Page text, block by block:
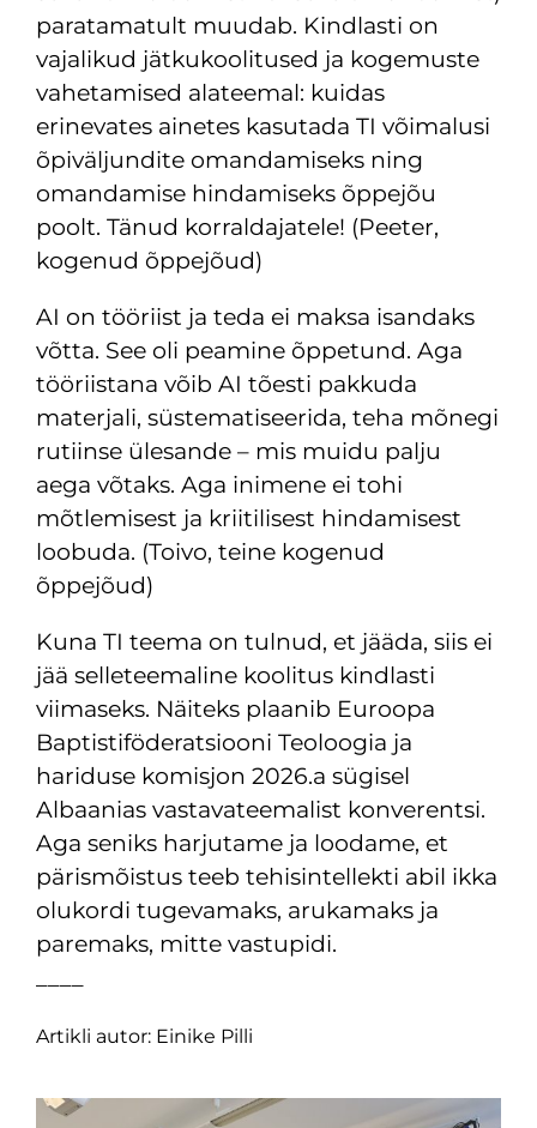
paratamatult muudab. Kindlasti on
vajalikud jätkukoolitused ja kogemuste
vahetamised alateemal: kuidas
erinevates ainetes kasutada TI võimalusi
õpiväljundite omandamiseks ning
omandamise hindamiseks õppejõu
poolt. Tänud korraldajatele! (Peeter,
kogenud õppejõud)
AI on tööriist ja teda ei maksa isandaks
võtta. See oli peamine õppetund. Aga
tööriistana võib AI tõesti pakkuda
materjali, süstematiseerida, teha mõnegi
rutiinse ülesande – mis muidu palju
aega võtaks. Aga inimene ei tohi
mõtlemisest ja kriitilisest hindamisest
loobuda. (Toivo, teine kogenud
õppejõud)
Kuna TI teema on tulnud, et jääda, siis ei
jää selleteemaline koolitus kindlasti
viimaseks. Näiteks plaanib Euroopa
Baptistiföderatsiooni Teoloogia ja
hariduse komisjon 2026.a sügisel
Albaanias vastavateemalist konverentsi.
Aga seniks harjutame ja loodame, et
pärismõistus teeb tehisintellekti abil ikka
olukordi tugevamaks, arukamaks ja
paremaks, mitte vastupidi.
Artikli autor: Einike Pilli